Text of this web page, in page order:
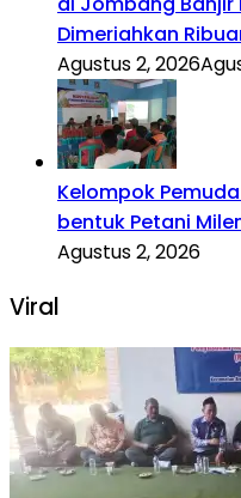
Dimeriahkan
Agustus 2, 2026
Kelompok
bentuk Petani
Agustus 2, 2026
Viral